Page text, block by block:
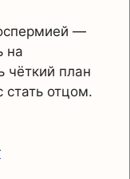
—
на
чёткий план
стать отцом.